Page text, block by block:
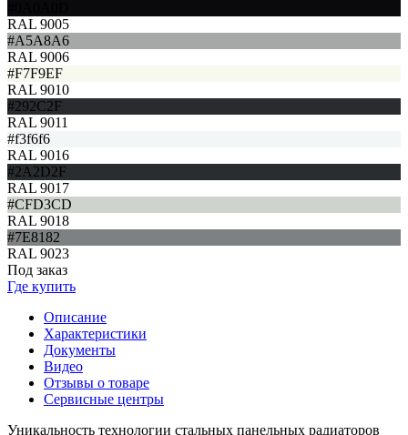
RAL 9005
#A5A8A6
RAL 9006
#F7F9EF
RAL 9010
#292C2F
RAL 9011
#f3f6f6
RAL 9016
#2A2D2F
RAL 9017
#CFD3CD
RAL 9018
#7E8182
RAL 9023
Под заказ
Где купить
Описание
Характеристики
Документы
Видео
Отзывы о товаре
Сервисные центры
Уникальность технологии стальных панельных радиаторов